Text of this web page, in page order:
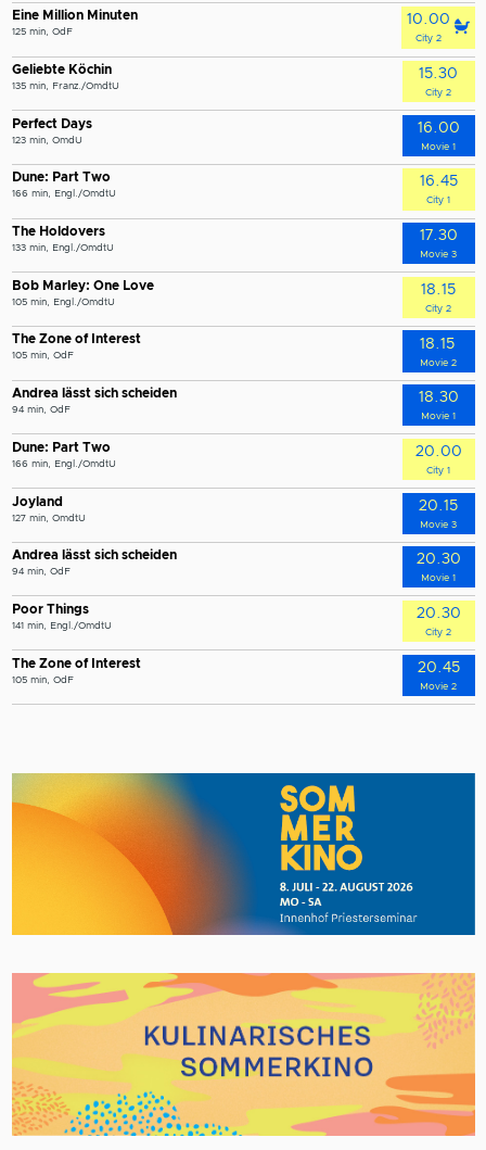
Eine Million Minuten
125 min, OdF
10.00
City 2
Geliebte Köchin
135 min, Franz./OmdtU
15.30
City 2
Perfect Days
123 min, OmdU
16.00
Movie 1
Dune: Part Two
166 min, Engl./OmdtU
16.45
City 1
The Holdovers
133 min, Engl./OmdtU
17.30
Movie 3
Bob Marley: One Love
105 min, Engl./OmdtU
18.15
City 2
The Zone of Interest
105 min, OdF
18.15
Movie 2
Andrea lässt sich scheiden
94 min, OdF
18.30
Movie 1
Dune: Part Two
166 min, Engl./OmdtU
20.00
City 1
Joyland
127 min, OmdtU
20.15
Movie 3
Andrea lässt sich scheiden
94 min, OdF
20.30
Movie 1
Poor Things
141 min, Engl./OmdtU
20.30
City 2
The Zone of Interest
105 min, OdF
20.45
Movie 2